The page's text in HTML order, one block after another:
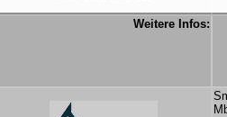
Weitere Infos: